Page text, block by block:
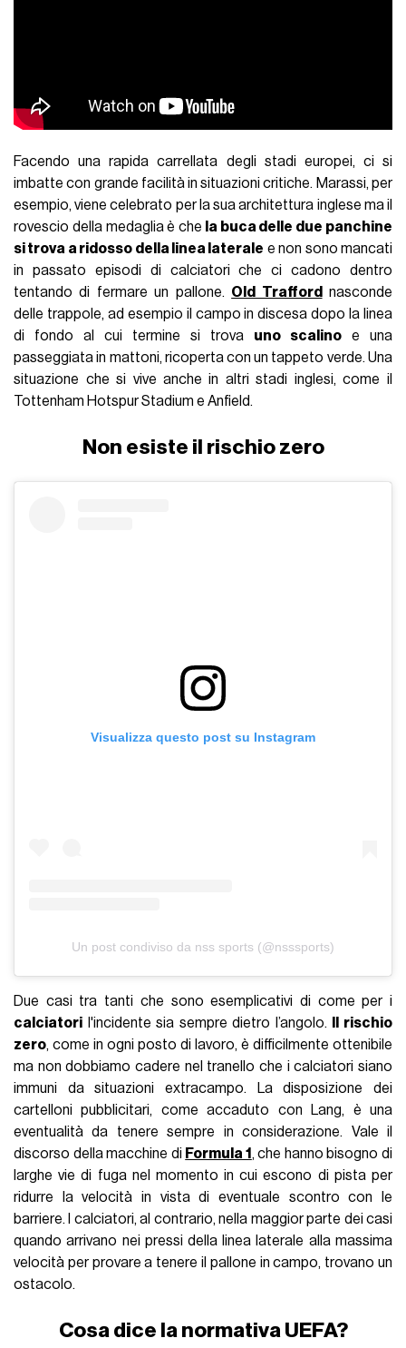
Facendo una rapida carrellata degli stadi europei, ci si
imbatte con grande facilità in situazioni critiche. Marassi, per
esempio, viene celebrato per la sua architettura inglese ma il
rovescio della medaglia è che la buca delle due panchine
si trova a ridosso della linea laterale e non sono mancati
in passato episodi di calciatori che ci cadono dentro
tentando di fermare un pallone. Old Trafford nasconde
delle trappole, ad esempio il campo in discesa dopo la linea
di fondo al cui termine si trova uno scalino e una
passeggiata in mattoni, ricoperta con un tappeto verde. Una
situazione che si vive anche in altri stadi inglesi, come il
Tottenham Hotspur Stadium e Anfield.
Non esiste il rischio zero
Visualizza questo post su Instagram
Un post condiviso da nss sports (@nsssports)
Due casi tra tanti che sono esemplicativi di come per i
calciatori l'incidente sia sempre dietro l’angolo.
Il rischio
zero, come in ogni posto di lavoro, è difficilmente ottenibile
ma non dobbiamo cadere nel tranello che i calciatori siano
immuni da situazioni extracampo. La disposizione dei
cartelloni pubblicitari, come accaduto con Lang, è una
eventualità da tenere sempre in considerazione. Vale il
discorso della macchine di Formula 1 , che hanno bisogno di
larghe vie di fuga nel momento in cui escono di pista per
ridurre la velocità in vista di eventuale scontro con le
barriere. I calciatori, al contrario, nella maggior parte dei casi
quando arrivano nei pressi della linea laterale alla massima
velocità per provare a tenere il pallone in campo, trovano un
ostacolo.
Cosa dice la normativa UEFA?